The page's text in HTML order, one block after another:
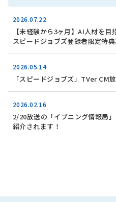
2026.07.22
【未経験から3ヶ月】AI人材を目
スピードジョブズ登録者限定特典
2026.05.14
「スピードジョブズ」TVer CM
2026.02.16
2/20放送の「イブニング情報局
紹介されます！